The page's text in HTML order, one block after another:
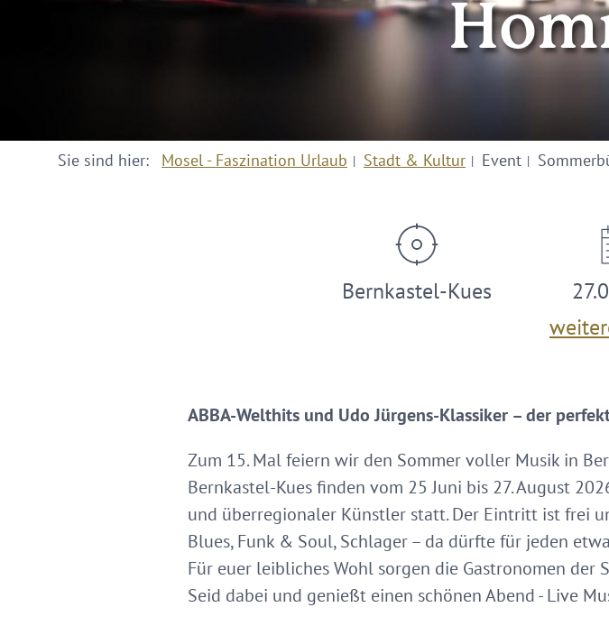
Sie sind hier: Mosel - Faszination Urlaub Stadt & Kultur Event
Bernkastel-Kues
ABBA-Welthits und Udo Jürgens-Klassiker – der
Zum 15. Mal feiern wir den Sommer voller Musik in
Bernkastel-Kues finden vom 25 Juni bis 27. August
und überregionaler Künstler statt. Der Eintritt ist frei
Blues, Funk & Soul, Schlager – da dürfte für jeden
Für euer leibliches Wohl sorgen die Gastronomen der
Seid dabei und genießt einen schönen Abend - Live